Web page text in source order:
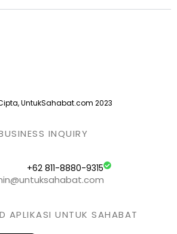
UntukSahabat.com 2023
INQUIRY
+62 811-8880-9315
APLIKASI UNTUK SAHABAT